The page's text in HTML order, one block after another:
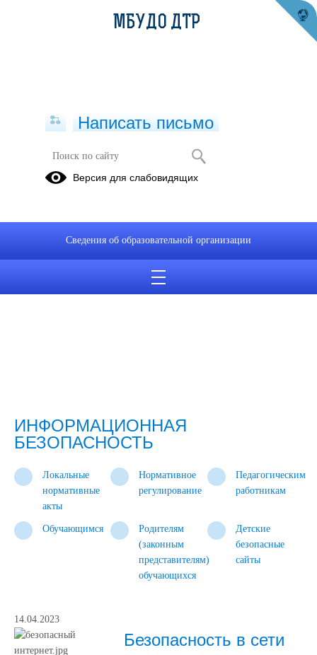
ИНФОРМАЦИОННАЯ
БЕЗОПАСНОСТЬ
Локальные
нормативные
акты
Нормативное
регулирование
Педагогическим
работникам
Обучающимся
Родителям
(законным
представителям)
обучающихся
Детские
безопасные
сайты
14.04.2023
Безопасность в сети
МБУДО ДТР
Написать письмо
Версия для слабовидящих
Сведения об образовательной организации